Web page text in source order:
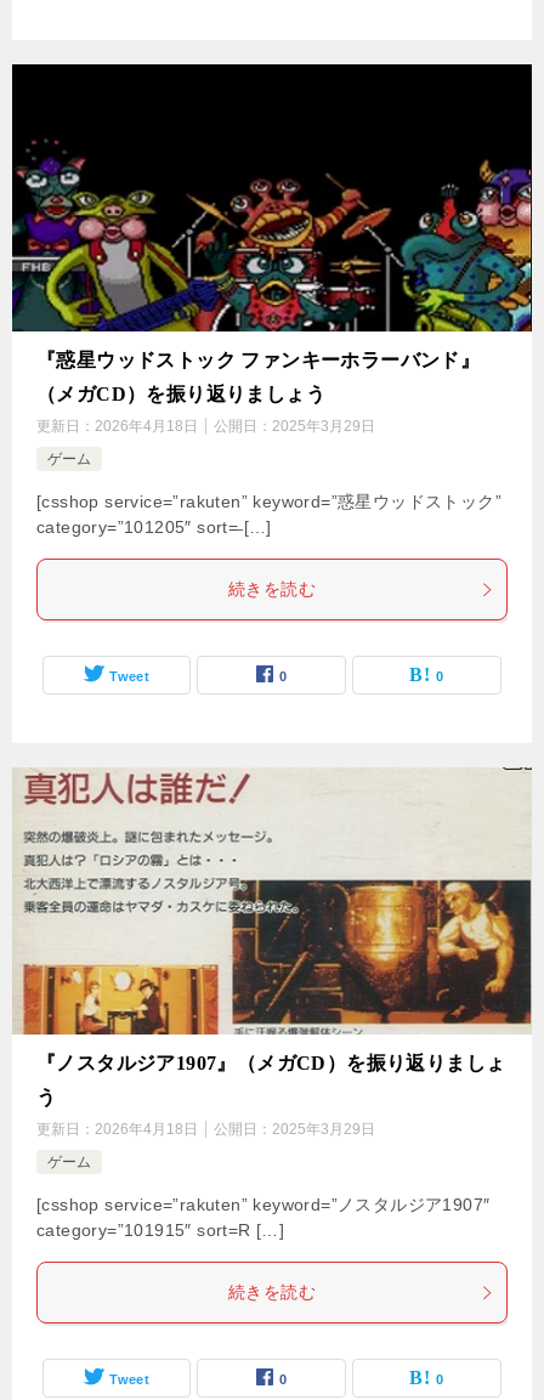
『惑星ウッドストック ファンキーホラーバンド』
（メガCD）を振り返りましょう
更新日： 2026年4月18日 公開日： 2025年3月29日
ゲーム
[csshop service=”rakuten” keyword=”惑星ウッドストック”
category=”101205″ sort=̶ […]
続きを読む
Tweet 0 0
『ノスタルジア1907』（メガCD）を振り返りましょ
う
更新日： 2026年4月18日 公開日： 2025年3月29日
ゲーム
[csshop service=”rakuten” keyword=”ノスタルジア1907″
category=”101915″ sort=R […]
続きを読む
Tweet 0 0